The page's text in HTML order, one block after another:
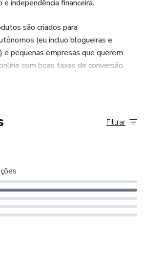
independência financeira.
são criados para
(eu incluo blogueiras e
e pequenas empresas que querem
com boas taxas de conversão.
Filtrar